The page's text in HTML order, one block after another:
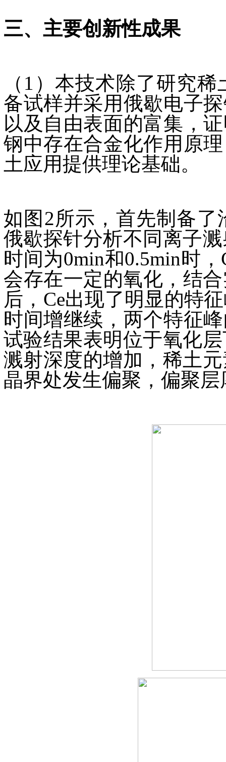
三、主要创新性成果
（1）本技术除了研究
备试样并采用俄歇电子
以及自由表面的富集，
钢中存在合金化作用原
土应用提供理论基础。
如图2所示，首先制备
俄歇探针分析不同离子
时间为0min和0.5min时
会存在一定的氧化，结
后，Ce出现了明显的特
时间增继续，两个特征
试验结果表明位于氧化
溅射深度的增加，稀土
晶界处发生偏聚，偏聚